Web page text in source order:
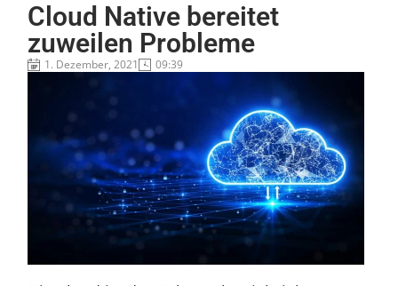
Cloud Native bereitet
zuweilen Probleme
1. Dezember, 2021 09:39